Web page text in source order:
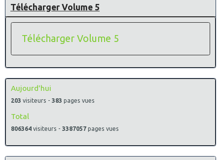
Télécharger Volume 5
Télécharger Volume 5
Aujourd'hui
203 visiteurs - 383 pages vues
Total
806364 visiteurs - 3387057 pages vues